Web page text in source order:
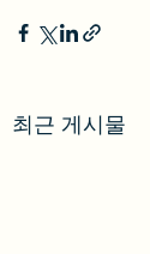
최근 게시물